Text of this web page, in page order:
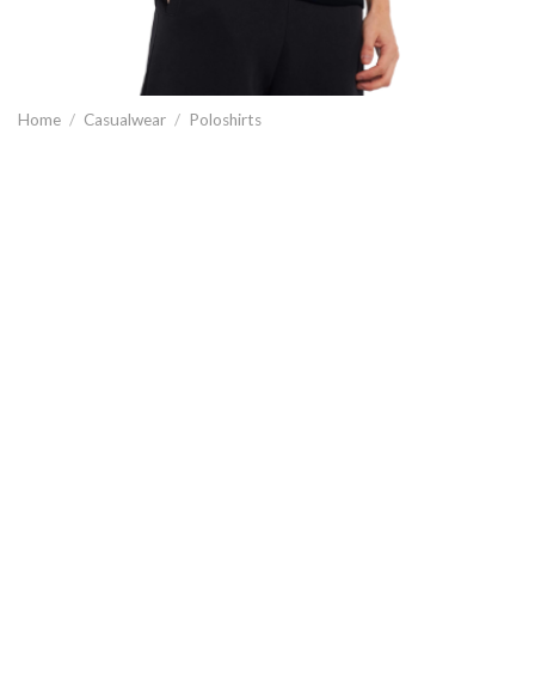
Home / Casualwear / Poloshirts